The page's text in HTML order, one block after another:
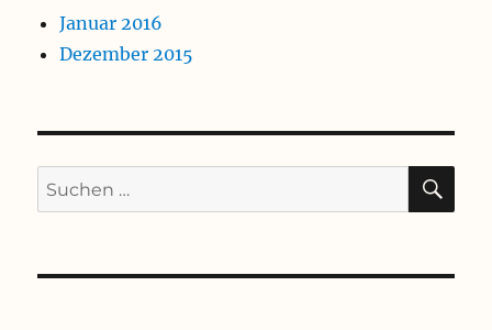
Januar 2016
Dezember 2015
Suchen
nach: